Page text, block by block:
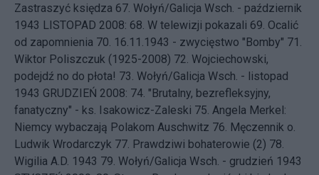
Zastraszyć księdza 67. Wołyń/Galicja Wsch. - październik
1943 LISTOPAD 2008: 68. W telewizji pokazali 69. Ocalić
od zapomnienia 70. 16.11.1943 - zwycięstwo "Bomby" 71.
Wiktor Poliszczuk (1925-2008) 72. Wojciechowski,
podejdź no do płota! 73. Wołyń/Galicja Wsch. - listopad
1943 GRUDZIEŃ 2008: 74. "Brutalny, bezrefleksyjny,
fanatyczny" - ks. Isakowicz-Zaleski 75. Angela Merkel:
Niemcy wybaczają Polakom Auschwitz 76. Męczennik o.
Ludwik Wrodarczyk 77. Prawdziwi bohaterowie (2) 78.
Wigilia A.D. 1943 79. Wołyń/Galicja Wsch. - grudzień 1943